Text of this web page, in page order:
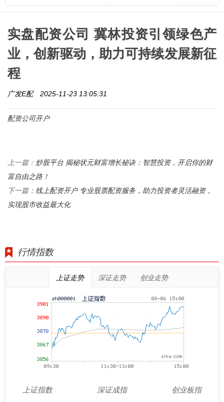
实盘配资公司 冀林投资引领绿色产
业，创新驱动，助力可持续发展新征
程
广发E配 2025-11-23 13:05:31
配资公司开户
上一篇： 炒股平台 揭秘状元财富增长秘诀：智慧投资，开启你的财
富自由之路！
下一篇： 线上配资开户 专业股票配资服务，助力投资者灵活融资，
实现股市收益最大化
行情指数
上证走势 深证走势 创业走势
上证指数
深证成指
创业板指